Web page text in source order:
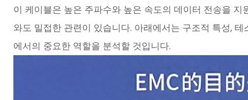
이 케이블은 높은 주파수와 높은 속도의 데이터 전송을
와도 밀접한 관련이 있습니다. 아래에서는 구조적 특성,
에서의 중요한 역할을 분석할 것입니다.